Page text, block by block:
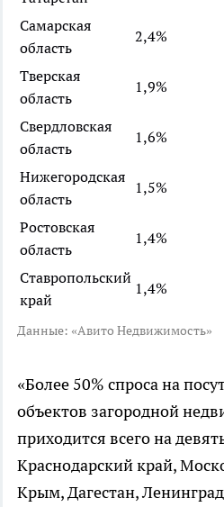
Самарская
область
2,4%
Тверская
область
1,9%
Свердловская
область
1,6%
Нижегородская
область
1,5%
Ростовская
область
1,4%
Ставропольский
край
1,4%
Данные: «Авито Недвижимость»
«Более 50% спроса на
объектов загородной
приходится всего на
Краснодарский край,
Крым, Дагестан,